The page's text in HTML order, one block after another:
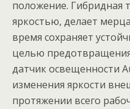
положение. Гибридная
яркостью, делает
время сохраняет
целью
датчик освещенности
изменения яркости
протяжении всего